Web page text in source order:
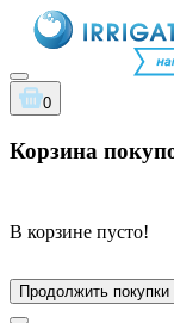
0
Корзина
В корзине пусто!
Продолжить покупки